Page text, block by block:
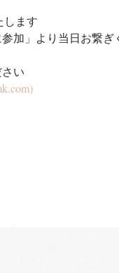
します
加」より当日お繋ぎ
い